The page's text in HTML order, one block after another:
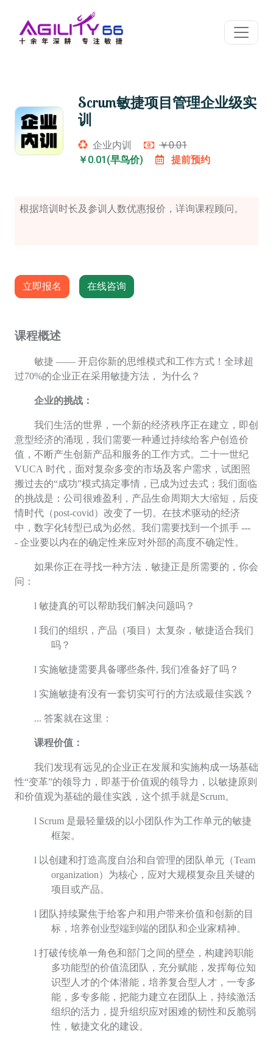
Scrum敏捷项目管理企业级实
训
企业内训
￥0.01
￥0.01(早鸟价)
提前预约
根据培训时长及参训人数优惠报价，详询课程顾问。
立即报名 在线咨询
课程概述
敏捷 —— 开启你新的思维模式和工作方式！全球超
过70%的企业正在采用敏捷方法， 为什么？
企业的挑战：
我们生活的世界，一个新的经济秩序正在建立，即创
意型经济的涌现，我们需要一种通过持续给客户创造价
值，不断产生创新产品和服务的工作方式。二十一世纪
VUCA 时代，面对复杂多变的市场及客户需求，试图照
搬过去的“成功”模式搞定事情，已成为过去式；我们面临
的挑战是：公司很难盈利，产品生命周期大大缩短，后疫
情时代（post-covid）改变了一切。在技术驱动的经济
中，数字化转型已成为必然。我们需要找到一个抓手 ---
- 企业要以内在的确定性来应对外部的高度不确定性。
如果你正在寻找一种方法，敏捷正是所需要的，你会
问：
l 敏捷真的可以帮助我们解决问题吗？
l 我们的组织，产品（项目）太复杂，敏捷适合我们
吗？
l 实施敏捷需要具备哪些条件, 我们准备好了吗？
l 实施敏捷有没有一套切实可行的方法或最佳实践？
... 答案就在这里：
课程价值：
我们发现有远见的企业正在发展和实施构成一场基础
性“变革”的领导力，即基于价值观的领导力，以敏捷原则
和价值观为基础的最佳实践，这个抓手就是Scrum。
l Scrum 是最轻量级的以小团队作为工作单元的敏捷
框架。
l 以创建和打造高度自治和自管理的团队单元（Team
organization）为核心，应对大规模复杂且关键的
项目或产品。
l 团队持续聚焦于给客户和用户带来价值和创新的目
标，培养创业型端到端的团队和企业家精神。
l 打破传统单一角色和部门之间的壁垒，构建跨职能
多功能型的价值流团队，充分赋能，发挥每位知
识型人才的个体潜能，培养复合型人才，一专多
能，多专多能，把能力建立在团队上，持续激活
组织的活力，提升组织应对困难的韧性和反脆弱
性，敏捷文化的建设。